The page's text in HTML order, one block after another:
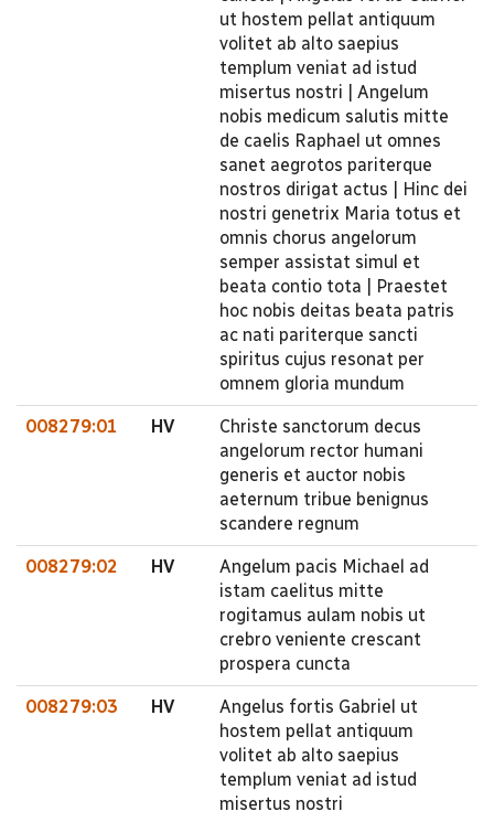
ut hostem pellat antiquum
volitet ab alto saepius
templum veniat ad istud
misertus nostri | Angelum
nobis medicum salutis mitte
de caelis Raphael ut omnes
sanet aegrotos pariterque
nostros dirigat actus | Hinc dei
nostri genetrix Maria totus et
omnis chorus angelorum
semper assistat simul et
beata contio tota | Praestet
hoc nobis deitas beata patris
ac nati pariterque sancti
spiritus cujus resonat per
omnem gloria mundum
008279:01 HV
Christe sanctorum decus
angelorum rector humani
generis et auctor nobis
aeternum tribue benignus
scandere regnum
008279:02 HV
Angelum pacis Michael ad
istam caelitus mitte
rogitamus aulam nobis ut
crebro veniente crescant
prospera cuncta
008279:03 HV
Angelus fortis Gabriel ut
hostem pellat antiquum
volitet ab alto saepius
templum veniat ad istud
misertus nostri